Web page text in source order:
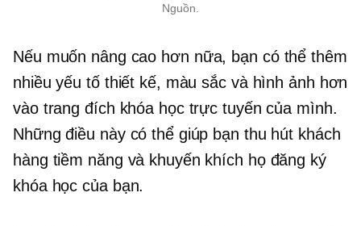
Nguồn.
Nếu muốn nâng cao hơn nữa, bạn có thể thêm
nhiều yếu tố thiết kế, màu sắc và hình ảnh hơn
vào trang đích khóa học trực tuyến của mình.
Những điều này có thể giúp bạn thu hút khách
hàng tiềm năng và khuyến khích họ đăng ký
khóa học của bạn.